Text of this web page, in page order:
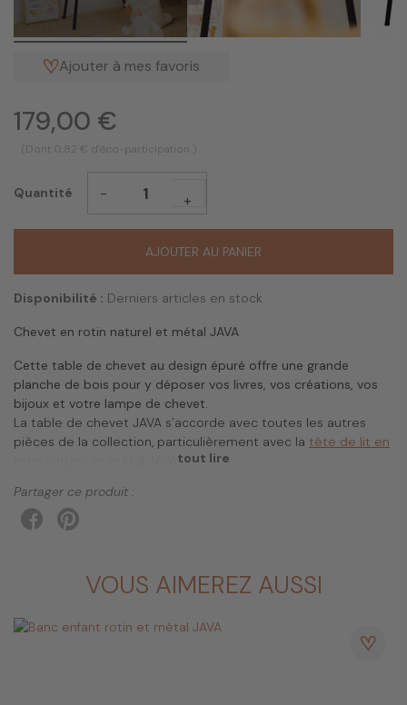
Ajouter à mes favoris
179,00 €
(Dont 0,82 € d'éco-participation )
Quantité - +
AJOUTER AU PANIER
Disponibilité : Derniers articles en stock
Chevet en rotin naturel et métal JAVA
Cette table de chevet au design épuré offre une grande
planche de bois pour y déposer vos livres, vos créations, vos
bijoux et votre lampe de chevet.
La table de chevet JAVA s’accorde avec toutes les autres
pièces de la collection, particulièrement avec la tête de lit en
.
Dimensions produit: 46(L) x 30 (l) x 56(h) cm
Poids produit: 4 kg
nos ateliers où le savoir-faire et la qualité sont mis à l’honneur
découvrez la
tout lire
Partager ce produit :
VOUS AIMEREZ AUSSI